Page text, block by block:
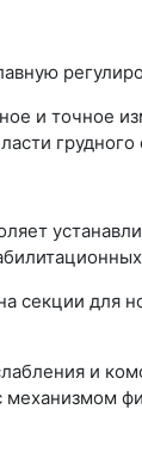
и точное
секции для
и
механизмом